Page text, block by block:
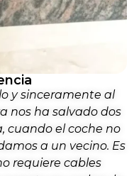
y sinceramente al
nos ha salvado dos
cuando el coche no
a un vecino. Es
requiere cables